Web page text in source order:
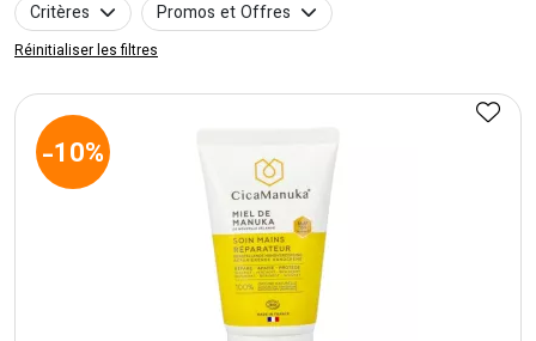
Critères Promos et Offres
Réinitialiser les filtres
-10%